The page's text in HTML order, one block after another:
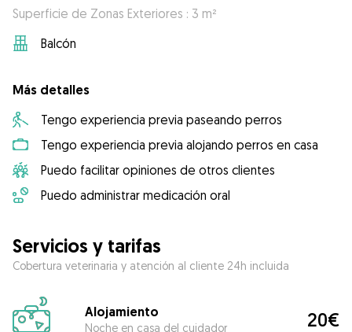
Superficie de Zonas Exteriores : 3 m²
Balcón
Más detalles
Tengo experiencia previa paseando perros
Tengo experiencia previa alojando perros en casa
Puedo facilitar opiniones de otros clientes
Puedo administrar medicación oral
Servicios y tarifas
Cobertura veterinaria y atención al cliente 24h incluida
Alojamiento
Noche en casa del cuidador 20€